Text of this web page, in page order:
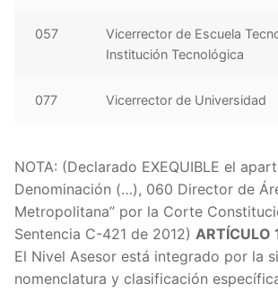
057
Vicerrector de Escuela
Institución Tecnológica
077 Vicerrector de Universidad
NOTA: (Declarado EXEQUIBLE el
Denominación (…), 060 Director de
Metropolitana” por la Corte
Sentencia C-421 de 2012) ARTÍCULO
El Nivel Asesor está integrado por la
nomenclatura y clasificación